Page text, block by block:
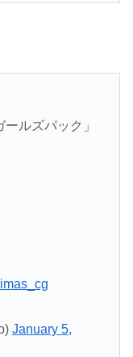
ルズパック」
January 5,